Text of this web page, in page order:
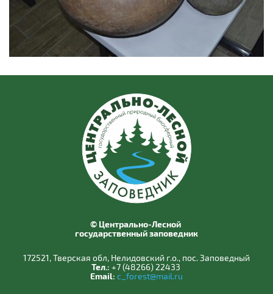
© Центрально-Лесной
государственный заповедник
172521, Тверская обл, Нелидовский г.о., пос. Заповедный
Тел.: +7 (48266) 22433
Email: c_forest@mail.ru